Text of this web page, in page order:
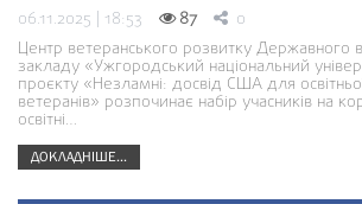
06.11.2025 | 18:53 87 0
Центр ветеранського розвитку Державного
закладу «Ужгородський національний
проєкту «Незламні: досвід США для освітньої
ветеранів» розпочинає набір учасників на
освітні…
ДОКЛАДНІШЕ...